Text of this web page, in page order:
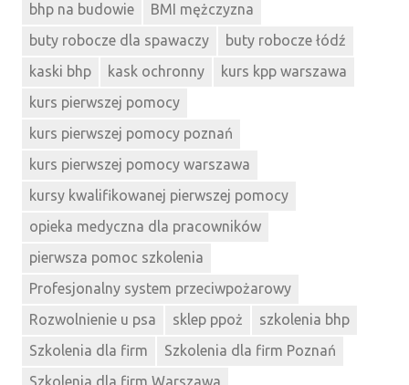
bhp na budowie
BMI mężczyzna
buty robocze dla spawaczy
buty robocze łódź
kaski bhp
kask ochronny
kurs kpp warszawa
kurs pierwszej pomocy
kurs pierwszej pomocy poznań
kurs pierwszej pomocy warszawa
kursy kwalifikowanej pierwszej pomocy
opieka medyczna dla pracowników
pierwsza pomoc szkolenia
Profesjonalny system przeciwpożarowy
Rozwolnienie u psa
sklep ppoż
szkolenia bhp
Szkolenia dla firm
Szkolenia dla firm Poznań
Szkolenia dla firm Warszawa